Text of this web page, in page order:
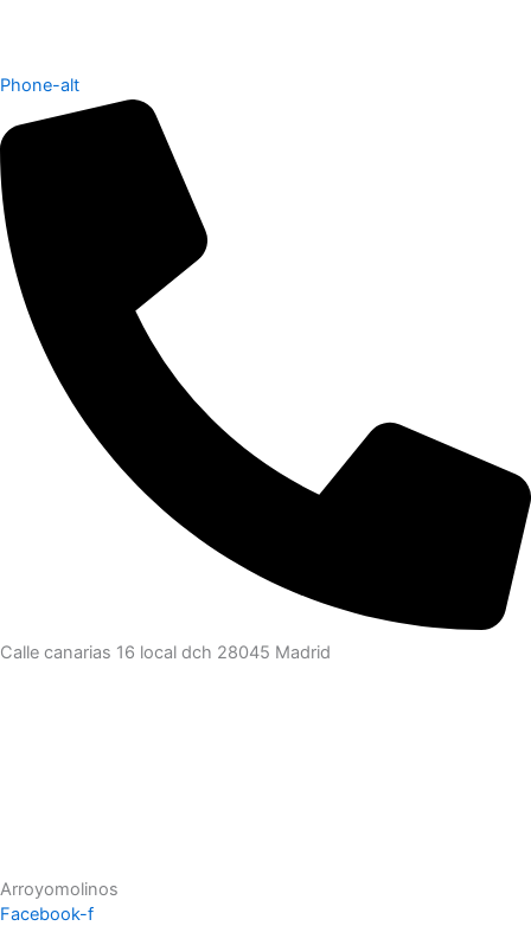
Phone-alt
Calle canarias 16 local dch 28045 Madrid
Arroyomolinos
Facebook-f